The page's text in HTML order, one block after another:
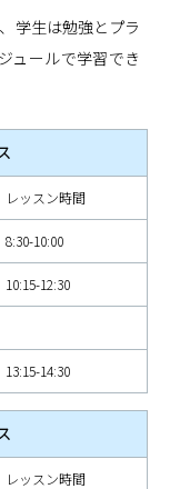
学生は勉強とプラ
ュールで学習でき
レッスン時間
8:30-10:00
10:15-12:30
13:15-14:30
レッスン時間